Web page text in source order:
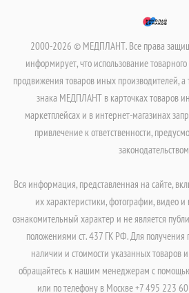
2000-2026 © МЕДПЛАНТ. Все права
информирует, что использование
продвижения товаров иных производителей,
знака МЕДПЛАНТ в карточках товаров
маркетплейсах и в интернет-магазинах
привлечение к ответственности,
Вся информация, представленная на сайте,
их характеристики, фотографии, видео
ознакомительный характер и не является
положениями ст. 437 ГК РФ. Для
наличии и стоимости указанных товаров
обращайтесь к нашим менеджерам с
или по телефону в Москве +7 495 223